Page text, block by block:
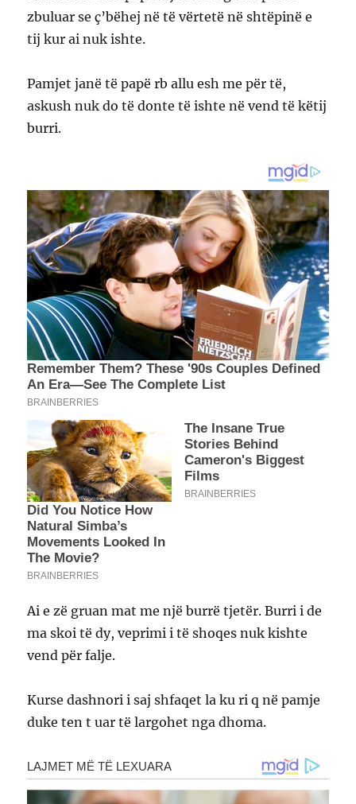
zbuluar se ç’bëhej në të vërtetë në shtëpinë e
tij kur ai nuk ishte.
Pamjet janë të papë rb allu esh me për të,
askush nuk do të donte të ishte në vend të këtij
burri.
Ai e zë gruan mat me një burrë tjetër. Burri i de
ma skoi të dy, veprimi i të shoqes nuk kishte
vend për falje.
Kurse dashnori i saj shfaqet la ku ri q në pamje
duke ten t uar të largohet nga dhoma.